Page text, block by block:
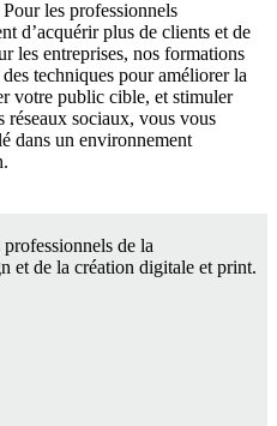
les professionnels
d’acquérir plus de clients et de
les entreprises, nos formations
techniques pour améliorer la
votre public cible, et stimuler
réseaux sociaux, vous vous
dans un environnement
de la
et de la création digitale et print.